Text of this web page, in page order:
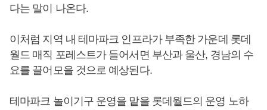
다는 말이 나온다.
이처럼 지역 내 테마파크 인프라가 부족한 가운데 롯데
월드 매직 포레스트가 들어서면 부산과 울산, 경남의 수
요를 끌어모을 것으로 예상된다.
테마파크 놀이기구 운영을 맡을 롯데월드의 운영 노하